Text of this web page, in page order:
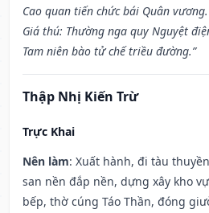
Cao quan tiến chức bái Quân vương.
Giá thú: Thường nga quy Nguyệt
Tam niên bào tử chế triều đường.”
Thập Nhị Kiến Trừ
Trực Khai
Nên làm: Xuất hành, đi tàu
san nền đắp nền, dựng xây kho
bếp, thờ cúng Táo Thần, đóng